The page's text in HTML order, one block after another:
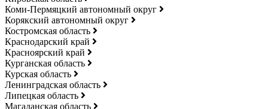
Коми-Пермяцкий автономный округ
Корякский автономный округ
Костромская область
Краснодарский край
Красноярский край
Курганская область
Курская область
Ленинградская область
Липецкая область
Магаданская область